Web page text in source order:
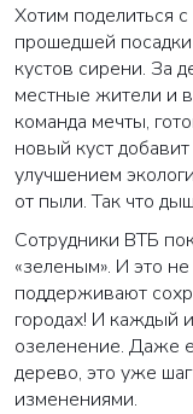
Хотим поделиться
прошедшей
кустов сирени. За
местные жители и
команда мечты,
новый куст
улучшением
от пыли. Так что
Сотрудники ВТБ
«зеленым». И это
поддерживают
городах! И каждый
озеленение. Даже
дерево, это уже
изменениями.